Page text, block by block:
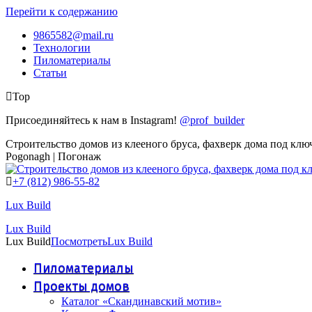
Перейти к содержанию
9865582@mail.ru
Технологии
Пиломатериалы
Статьи
Top
Присоединяйтесь к нам в Instagram! @prof_builder
Строительство домов из клееного бруса, фахверк дома под
Pogonagh | Погонаж
+7 (812) 986-55-82
Lux Build
Lux Build
Lux BuildПосмотретьLux Build
Пиломатериалы
Проекты домов
Каталог «Скандинавский мотив»